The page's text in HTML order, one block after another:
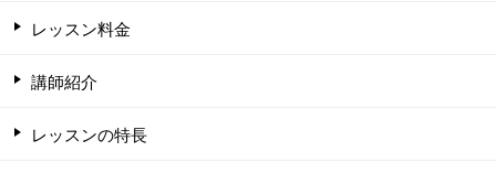
レッスン料金
講師紹介
レッスンの特長